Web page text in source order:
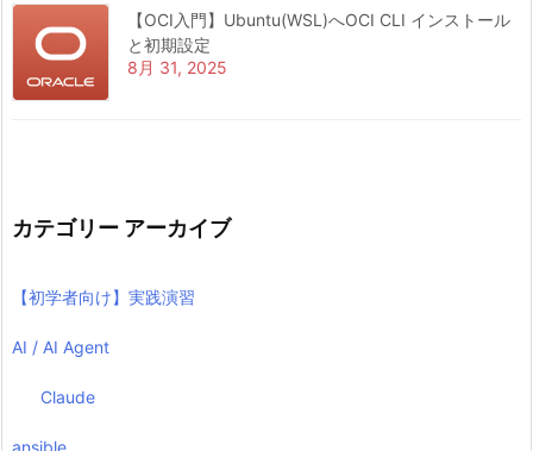
【OCI入門】Ubuntu(WSL)へOCI CLI インストール
と初期設定
8月 31, 2025
カテゴリー アーカイブ
【初学者向け】実践演習
AI / AI Agent
Claude
ansible